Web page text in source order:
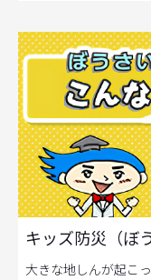
キッズ防災（ぼ
大きな地しんが起こ